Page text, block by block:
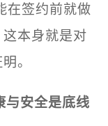
在签约前就做
本身就是对
。
与安全是底线